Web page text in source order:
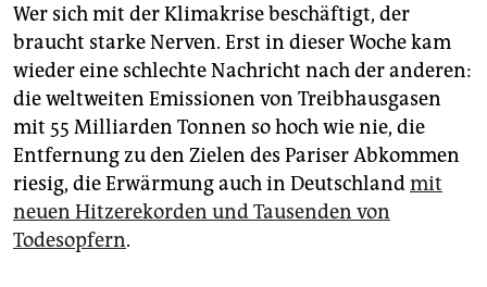
unterstützen
abo
genossenschaft
epaper login
Wer sich mit der Klimakrise beschäftigt, der
braucht starke Nerven. Erst in dieser Woche kam
wieder eine schlechte Nachricht nach der anderen:
die weltweiten Emissionen von Treibhausgasen
mit 55 Milliarden Tonnen so hoch wie nie, die
Entfernung zu den Zielen des Pariser Abkommen
riesig, die Erwärmung auch in Deutschlandmit
neuen Hitzerekorden und Tausenden von
Todesopfern.